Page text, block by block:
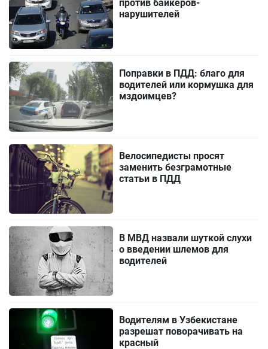
против байкеров-
нарушителей
Поправки в ПДД: благо для
водителей или кормушка для
мздоимцев?
Велосипедисты просят
заменить безграмотные
статьи в ПДД
В МВД назвали шуткой слухи
о введении шлемов для
водителей
Водителям в Узбекистане
разрешат поворачивать на
красный